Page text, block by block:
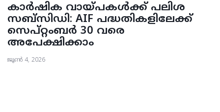
കാർഷിക വായ്പകൾക്ക് പലിശ
സബ്സിഡി: AIF പദ്ധതികളിലേക്ക്
സെപ്റ്റംബർ 30 വരെ
അപേക്ഷിക്കാം
ജൂൺ 4, 2026